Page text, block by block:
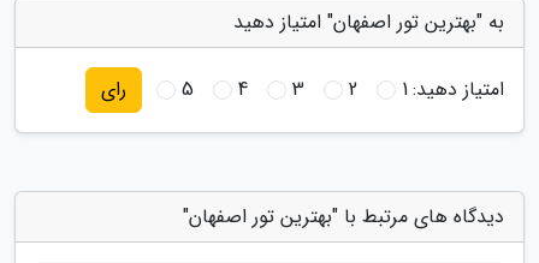
به "بهترین تور اصفهان" امتیاز دهید
امتیاز دهید:1
2
3
4
5 رای
دیدگاه های مرتبط با "بهترین تور اصفهان"